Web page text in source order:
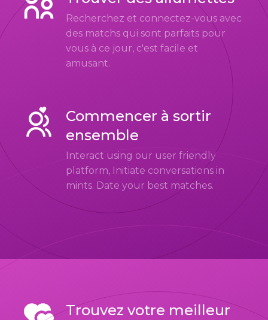
Recherchez et connectez-vous avec
des matchs qui sont parfaits pour
vous à ce jour, c'est facile et
amusant.
Commencer à sortir
ensemble
Interact using our user friendly
platform, Initiate conversations in
mints. Date your best matches.
Trouvez votre meilleur